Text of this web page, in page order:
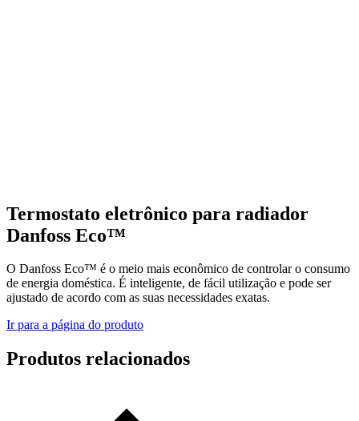
Termostato eletrônico para radiador
Danfoss Eco™
O Danfoss Eco™ é o meio mais econômico de controlar o consumo
de energia doméstica. É inteligente, de fácil utilização e pode ser
ajustado de acordo com as suas necessidades exatas.
Ir para a página do produto
Produtos relacionados